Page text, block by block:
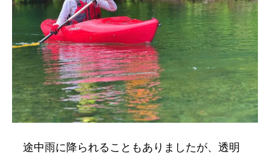
途中雨に降られることもありましたが、透明